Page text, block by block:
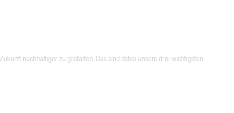
nachhaltiger zu gestalten. Das sind dabei unsere drei wichtigsten